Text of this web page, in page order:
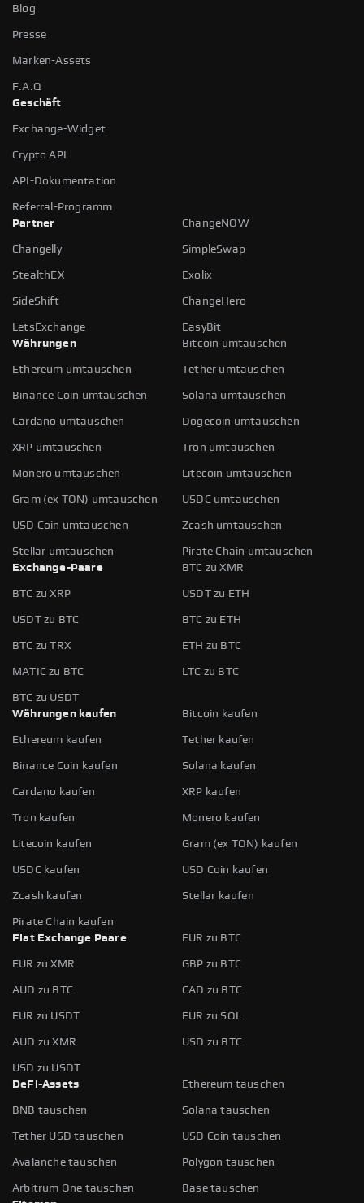
Blog
Presse
Marken-Assets
F.A.Q
Geschäft
Exchange-Widget
Crypto API
API-Dokumentation
Referral-Programm
Partner
ChangeNOW
Changelly SimpleSwap
StealthEX Exolix
SideShift ChangeHero
LetsExchange
EasyBit
Währungen
Bitcoin umtauschen
Ethereum umtauschen Tether umtauschen
Binance Coin umtauschen Solana umtauschen
Cardano umtauschen Dogecoin umtauschen
XRP umtauschen Tron umtauschen
Monero umtauschen Litecoin umtauschen
Gram (ex TON) umtauschen USDC umtauschen
USD Coin umtauschen Zcash umtauschen
Stellar umtauschen
Pirate Chain umtauschen
Exchange-Paare
BTC zu XMR
BTC zu XRP USDT zu ETH
USDT zu BTC BTC zu ETH
BTC zu TRX ETH zu BTC
MATIC zu BTC LTC zu BTC
BTC zu USDT
Währungen kaufen
Bitcoin kaufen
Ethereum kaufen Tether kaufen
Binance Coin kaufen Solana kaufen
Cardano kaufen XRP kaufen
Tron kaufen Monero kaufen
Litecoin kaufen Gram (ex TON) kaufen
USDC kaufen USD Coin kaufen
Zcash kaufen Stellar kaufen
Pirate Chain kaufen
Fiat Exchange Paare
EUR zu BTC
EUR zu XMR GBP zu BTC
AUD zu BTC CAD zu BTC
EUR zu USDT EUR zu SOL
AUD zu XMR USD zu BTC
USD zu USDT
DeFi-Assets
Ethereum tauschen
BNB tauschen Solana tauschen
Tether USD tauschen USD Coin tauschen
Avalanche tauschen Polygon tauschen
Arbitrum One tauschen
Base tauschen